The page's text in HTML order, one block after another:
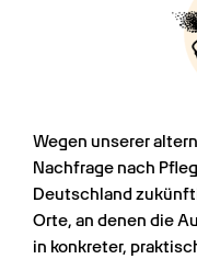
Wegen unserer
Nachfrage nach
Deutschland
Orte, an denen die
in konkreter,